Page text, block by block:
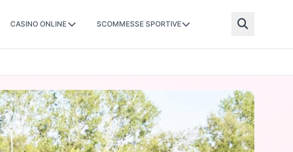
CASINO ONLINE SCOMMESSE SPORTIVE